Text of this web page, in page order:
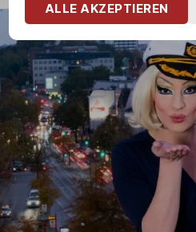
ALLE AKZEPTIEREN